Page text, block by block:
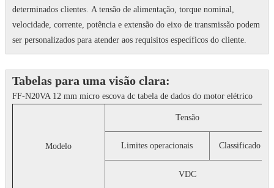
determinados clientes. A tensão de alimentação, torque nominal,
velocidade, corrente, potência e extensão do eixo de transmissão podem
ser personalizados para atender aos requisitos específicos do cliente.
Tabelas para uma visão clara:
FF-N20VA 12 mm micro escova dc tabela de dados do motor elétrico
Modelo
Tensão
Limites operacionais Classificado
VDC